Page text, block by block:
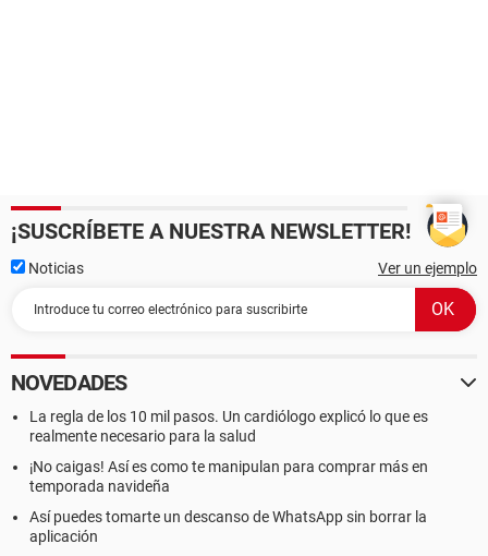
¡SUSCRÍBETE A NUESTRA NEWSLETTER!
Noticias Ver un ejemplo
NOVEDADES
La regla de los 10 mil pasos. Un cardiólogo explicó lo que es
realmente necesario para la salud
¡No caigas! Así es como te manipulan para comprar más en
temporada navideña
Así puedes tomarte un descanso de WhatsApp sin borrar la
aplicación